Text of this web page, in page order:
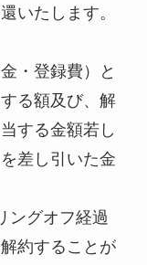
いたします。
・登録費）と
る額及び、解
する金額若し
差し引いた金
ングオフ経過
約することが